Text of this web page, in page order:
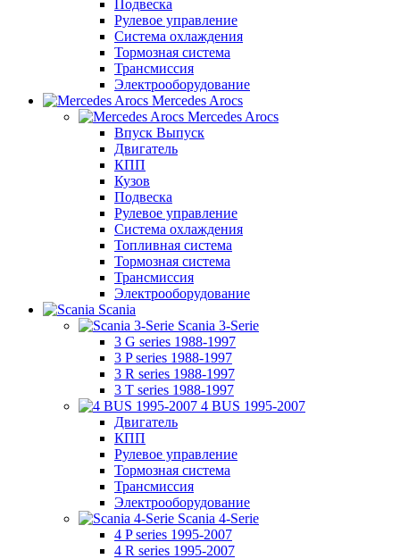
Подвеска
Рулевое управление
Система охлаждения
Тормозная система
Трансмиссия
Электрооборудование
Mercedes Arocs
Mercedes Arocs
Впуск Выпуск
Двигатель
КПП
Кузов
Подвеска
Рулевое управление
Система охлаждения
Топливная система
Тормозная система
Трансмиссия
Электрооборудование
Scania
Scania 3-Serie
3 G series 1988-1997
3 P series 1988-1997
3 R series 1988-1997
3 T series 1988-1997
4 BUS 1995-2007
Двигатель
КПП
Рулевое управление
Тормозная система
Трансмиссия
Электрооборудование
Scania 4-Serie
4 P series 1995-2007
4 R series 1995-2007